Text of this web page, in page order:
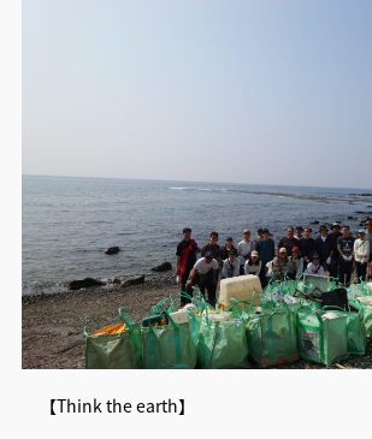
【Think the earth】